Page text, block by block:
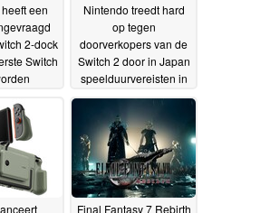
een
2-dock
Switch
en het
van
Nintendo treedt hard
op tegen
doorverkopers van de
Switch 2 door in Japan
speelduurvereisten in
te voeren14-06-2026
Final Fantasy 7 Rebirth